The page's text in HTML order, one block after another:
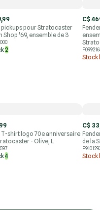
pickups pour Stratocaster
Shop '69, ensemble de 3
2
C$
Stock
T-shirt logo 70e anniversaire
- Olive, L
4
C$
de la
Stock